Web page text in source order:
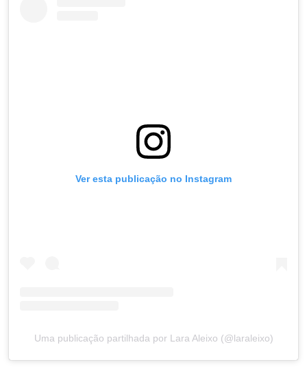
Ver esta publicação no Instagram
Uma publicação partilhada por Lara Aleixo (@laraleixo)